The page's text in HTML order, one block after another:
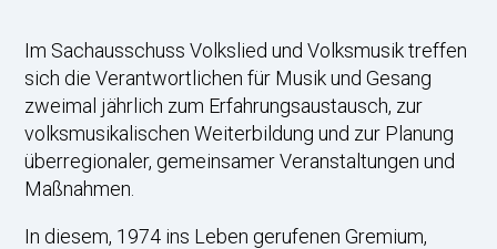
Im Sachausschuss Volkslied und Volksmusik treffen
sich die Verantwortlichen für Musik und Gesang
zweimal jährlich zum Erfahrungsaustausch, zur
volksmusikalischen Weiterbildung und zur Planung
überregionaler, gemeinsamer Veranstaltungen und
Maßnahmen.
In diesem, 1974 ins Leben gerufenen Gremium,